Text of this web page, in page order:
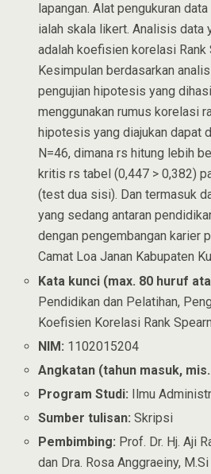
lapangan. Alat pengukuran
ialah skala likert. Analisis data
adalah koefisien korelasi Rank
Kesimpulan berdasarkan
pengujian hipotesis yang
menggunakan rumus korelasi
hipotesis yang diajukan dapat
N=46, dimana rs hitung lebih
kritis rs tabel (0,447 > 0,382)
(test dua sisi). Dan termasuk
yang sedang antaran
dengan pengembangan karier
Camat Loa Janan Kabupaten
Kata kunci (max. 80 huruf
Pendidikan dan Pelatihan,
Koefisien Korelasi Rank
NIM: 1102015204
Angkatan (tahun masuk,
Program Studi: Ilmu
Sumber tulisan: Skripsi
Pembimbing: Prof. Dr. Hj. Aji
dan Dra. Rosa Anggraeiny, M.Si